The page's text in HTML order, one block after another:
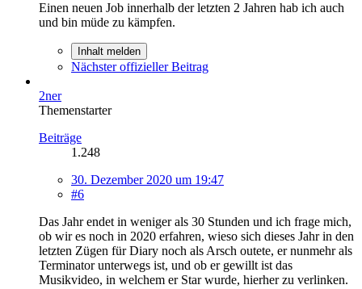
Einen neuen Job innerhalb der letzten 2 Jahren hab ich auch
und bin müde zu kämpfen.
Inhalt melden
Nächster offizieller Beitrag
2ner
Themenstarter
Beiträge
1.248
30. Dezember 2020 um 19:47
#6
Das Jahr endet in weniger als 30 Stunden und ich frage mich,
ob wir es noch in 2020 erfahren, wieso sich dieses Jahr in den
letzten Zügen für Diary noch als Arsch outete, er nunmehr als
Terminator unterwegs ist, und ob er gewillt ist das
Musikvideo, in welchem er Star wurde, hierher zu verlinken.